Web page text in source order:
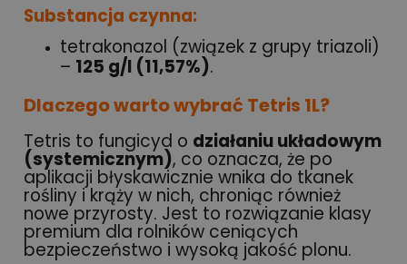
Substancja czynna:
tetrakonazol (związek z grupy triazoli)
– 125 g/l (11,57%).
Dlaczego warto wybrać Tetris 1L?
Tetris to fungicyd o działaniu układowym
(systemicznym), co oznacza, że po
aplikacji błyskawicznie wnika do tkanek
rośliny i krąży w nich, chroniąc również
nowe przyrosty. Jest to rozwiązanie klasy
premium dla rolników ceniących
bezpieczeństwo i wysoką jakość plonu.